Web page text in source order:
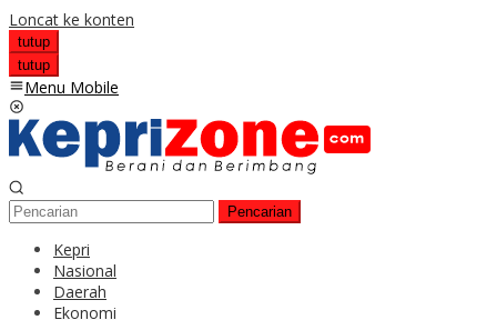
Loncat ke konten
tutup
tutup
Menu Mobile
Pencarian
Kepri
Nasional
Daerah
Ekonomi